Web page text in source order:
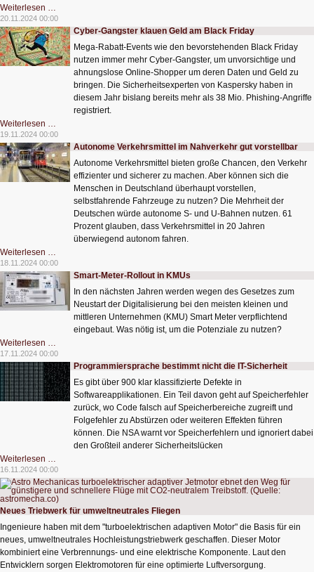
Weiterlesen …
Recycling
mit
Zitronensäure
20.11.2024 00:00
Cyber-Gangster klauen Geld am Black Friday
Mega-Rabatt-Events wie den bevorstehenden Black Friday
nutzen immer mehr Cyber-Gangster, um unvorsichtige und
ahnungslose Online-Shopper um deren Daten und Geld zu
bringen. Die Sicherheitsexperten von Kaspersky haben in
diesem Jahr bislang bereits mehr als 38 Mio. Phishing-Angriffe
registriert.
Weiterlesen …
Gangster
klauen
Geld
am
Black
Friday
19.11.2024 00:00
Autonome Verkehrsmittel im Nahverkehr gut vorstellbar
Autonome Verkehrsmittel bieten große Chancen, den Verkehr
effizienter und sicherer zu machen. Aber können sich die
Menschen in Deutschland überhaupt vorstellen,
selbstfahrende Fahrzeuge zu nutzen? Die Mehrheit der
Deutschen würde autonome S- und U-Bahnen nutzen. 61
Prozent glauben, dass Verkehrsmittel in 20 Jahren
überwiegend autonom fahren.
Weiterlesen …
Verkehrsmittel
im
Nahverkehr
gut
vorstellbar
18.11.2024 00:00
Smart-Meter-Rollout in KMUs
In den nächsten Jahren werden wegen des Gesetzes zum
Neustart der Digitalisierung bei den meisten kleinen und
mittleren Unternehmen (KMU) Smart Meter verpflichtend
eingebaut. Was nötig ist, um die Potenziale zu nutzen?
Weiterlesen …
Meter-
Rollout
in
KMUs
17.11.2024 00:00
Programmiersprache bestimmt nicht die IT-Sicherheit
Es gibt über 900 klar klassifizierte Defekte in
Softwareapplikationen. Ein Teil davon geht auf Speicherfehler
zurück, wo Code falsch auf Speicherbereiche zugreift und
Folgefehler zu Abstürzen oder weiteren Effekten führen
können. Die NSA warnt vor Speicherfehlern und ignoriert dabei
den Großteil anderer Sicherheitslücken
Weiterlesen …
bestimmt
nicht
die
IT-
Sicherheit
16.11.2024 00:00
Neues Triebwerk für umweltneutrales Fliegen
Ingenieure haben mit dem "turboelektrischen adaptiven Motor" die Basis für ein
neues, umweltneutrales Hochleistungstriebwerk geschaffen. Dieser Motor
kombiniert eine Verbrennungs- und eine elektrische Komponente. Laut den
Entwicklern sorgen Elektromotoren für eine optimierte Luftversorgung.